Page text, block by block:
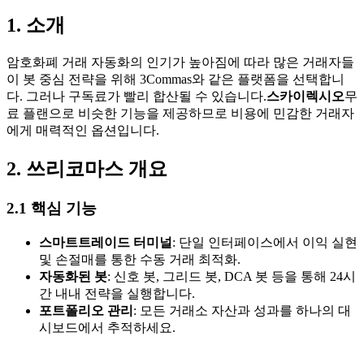
1. 소개
암호화폐 거래 자동화의 인기가 높아짐에 따라 많은 거래자들
이 봇 중심 전략을 위해 3Commas와 같은 플랫폼을 선택합니
다. 그러나 구독료가 빨리 합산될 수 있습니다.스카이렉시오무
료 플랜으로 비슷한 기능을 제공하므로 비용에 민감한 거래자
에게 매력적인 옵션입니다.
2. 쓰리코마스 개요
2.1 핵심 기능
스마트트레이드 터미널 : 단일 인터페이스에서 이익 실현
및 손절매를 통한 수동 거래 최적화.
자동화된 봇: 신호 봇, 그리드 봇, DCA 봇 등을 통해 24시
간 내내 전략을 실행합니다.
포트폴리오 관리 : 모든 거래소 자산과 성과를 하나의 대
시보드에서 추적하세요.